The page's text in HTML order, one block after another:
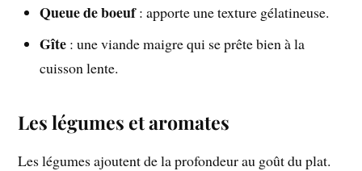
Queue de boeuf: apporte une texture gélatineuse.
Gîte : une viande maigre qui se prête bien à la
cuisson lente.
Les légumes et aromates
Les légumes ajoutent de la profondeur au goût du plat.